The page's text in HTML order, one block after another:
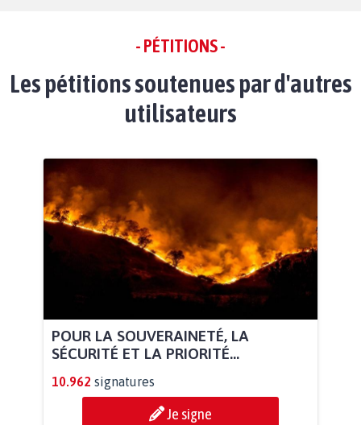
- PÉTITIONS -
Les pétitions soutenues par d'autres
utilisateurs
POUR LA SOUVERAINETÉ, LA
SÉCURITÉ ET LA PRIORITÉ...
10.962 signatures
Je signe